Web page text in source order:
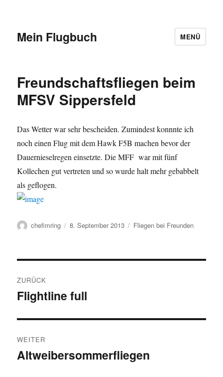
Mein Flugbuch MENÜ
Freundschaftsfliegen beim
MFSV Sippersfeld
Das Wetter war sehr bescheiden. Zumindest konnnte ich
noch einen Flug mit dem Hawk F5B machen bevor der
Dauernieselregen einsetzte. Die MFF war mit fünf
Kollechen gut vertreten und so wurde halt mehr gebabbelt
als geflogen.
Autor
chefimring
Veröffentlicht
8. September 2013 Kategorien
Fliegen bei Freunden
ZURÜCK
Vorheriger
Flightline full
WEITER
Nächster
Altweibersommerfliegen